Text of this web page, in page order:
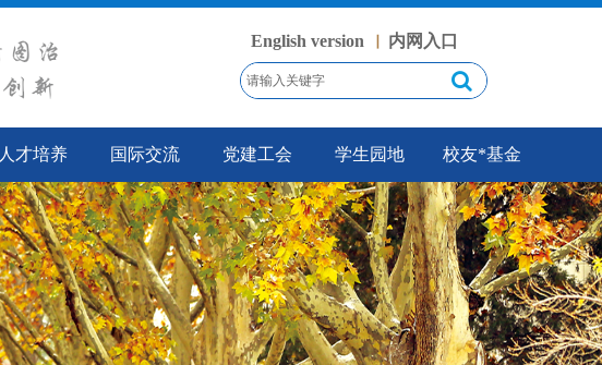
English version 内网入口
人才培养 国际交流 党建工会 学生园地 校友*基金